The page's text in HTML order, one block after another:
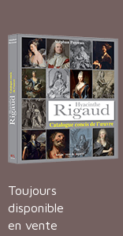
Toujours
disponible
en vente